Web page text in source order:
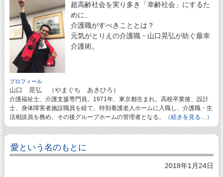
超高齢社会を実り多き「幸齢社会」にするた
めに、
介護職がすべきこととは？
元気がとりえの介護職・山口晃弘が紡ぐ最幸
介護術。
プロフィール
山口 晃弘 （やまぐち あきひろ）
介護福祉士、介護支援専門員。1971年、東京都生まれ。高校卒業後、設計
士、身体障害者施設職員を経て、特別養護老人ホームに入職し、介護職・生
活相談員を務め、その後グループホームの管理者となる。
（続きを見る…）
愛という名のもとに
2018年1月24日